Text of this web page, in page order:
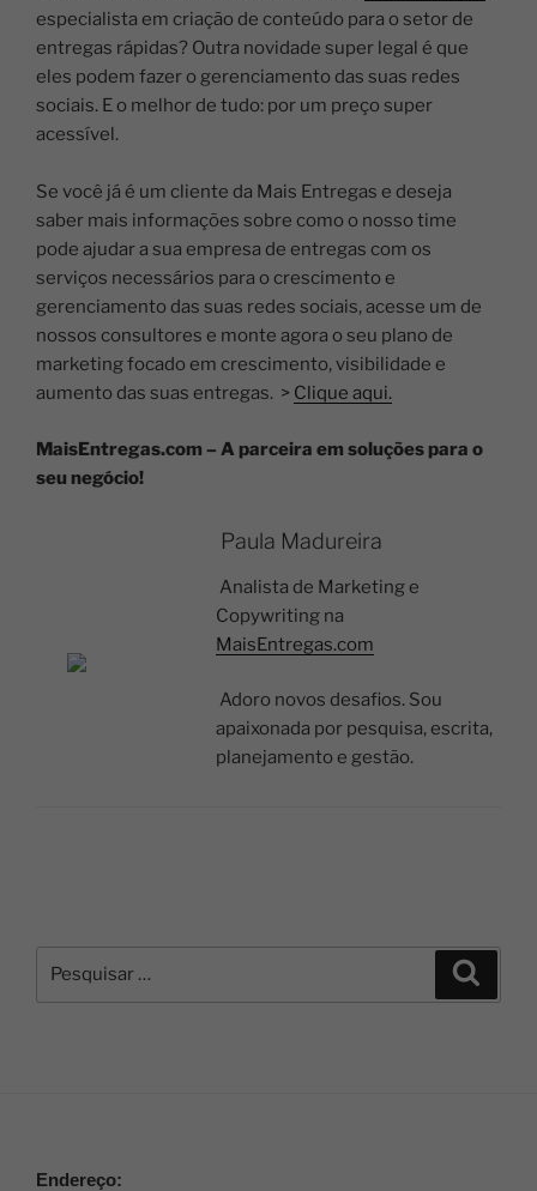
especialista em criação de conteúdo para o setor de
entregas rápidas? Outra novidade super legal é que
eles podem fazer o gerenciamento das suas redes
sociais. E o melhor de tudo: por um preço super
acessível.
Se você já é um cliente da Mais Entregas e deseja
saber mais informações sobre como o nosso time
pode ajudar a sua empresa de entregas com os
serviços necessários para o crescimento e
gerenciamento das suas redes sociais, acesse um de
nossos consultores e monte agora o seu plano de
marketing focado em crescimento, visibilidade e
aumento das suas entregas. > Clique aqui.
MaisEntregas.com – A parceira em soluções para o
seu negócio!
Paula Madureira
Analista de Marketing e
Copywriting na
MaisEntregas.com
Adoro novos desafios. Sou
apaixonada por pesquisa, escrita,
planejamento e gestão.
Endereço: